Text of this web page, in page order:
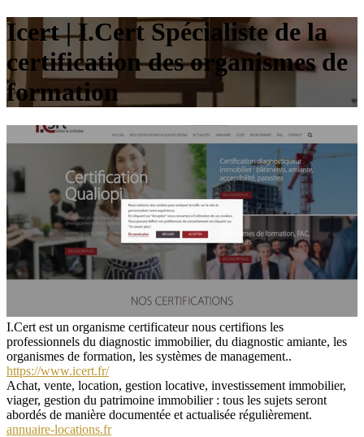
Icert | I.Cert Spécialiste de la
cer­tifica­tion des organismes de
formation
I.Cert est un organisme certificateur nous certifions les
professionnels du diagnostic immobilier, du diagnostic amiante, les
organismes de formation, les systèmes de management..
https://www.icert.fr/
Achat, vente, location, gestion locative, investissement immobilier,
viager, gestion du patrimoine immobilier : tous les sujets seront
abordés de manière documentée et actualisée régulièrement.
annuaire-locations.fr